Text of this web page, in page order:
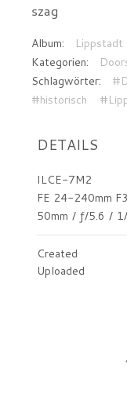
szag
Album:
Lippstadt
Kategorien:
Schlagwörter:
#historisch
DETAILS
ILCE-7M2
FE 24-240mm
50mm / ƒ/5.6 /
Created
Uploaded